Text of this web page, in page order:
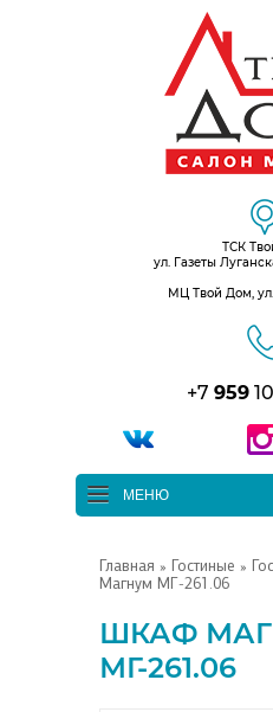
ТСК
ул. Газеты
МЦ Твой Дом,
+7 959
МЕНЮ
Главная » Гостиные »
Магнум МГ-261.06
ШКАФ
МГ-261.06